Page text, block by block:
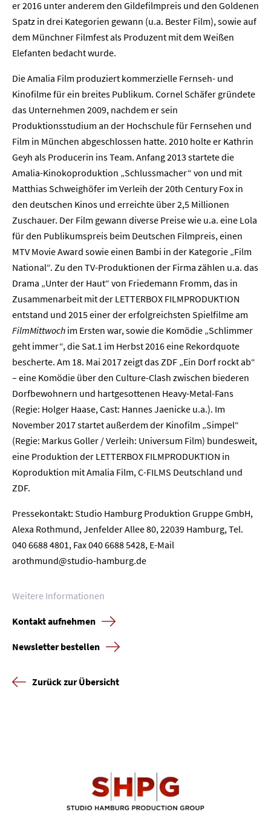
er 2016 unter anderem den Gildefilmpreis und den Goldenen
Spatz in drei Kategorien gewann (u.a. Bester Film), sowie auf
dem Münchner Filmfest als Produzent mit dem Weißen
Elefanten bedacht wurde.
Die Amalia Film produziert kommerzielle Fernseh- und
Kinofilme für ein breites Publikum. Cornel Schäfer gründete
das Unternehmen 2009, nachdem er sein
Produktionsstudium an der Hochschule für Fernsehen und
Film in München abgeschlossen hatte. 2010 holte er Kathrin
Geyh als Producerin ins Team. Anfang 2013 startete die
Amalia-Kinokoproduktion „Schlussmacher“ von und mit
Matthias Schweighöfer im Verleih der 20th Century Fox in
den deutschen Kinos und erreichte über 2,5 Millionen
Zuschauer. Der Film gewann diverse Preise wie u.a. eine Lola
für den Publikumspreis beim Deutschen Filmpreis, einen
MTV Movie Award sowie einen Bambi in der Kategorie „Film
National“. Zu den TV-Produktionen der Firma zählen u.a. das
Drama „Unter der Haut“ von Friedemann Fromm, das in
Zusammenarbeit mit der LETTERBOX FILMPRODUKTION
entstand und 2015 einer der erfolgreichsten Spielfilme am
FilmMittwoch im Ersten war, sowie die Komödie „Schlimmer
geht immer“, die Sat.1 im Herbst 2016 eine Rekordquote
bescherte. Am 18. Mai 2017 zeigt das ZDF „Ein Dorf rockt ab“
– eine Komödie über den Culture-Clash zwischen biederen
Dorfbewohnern und hartgesottenen Heavy-Metal-Fans
(Regie: Holger Haase, Cast: Hannes Jaenicke u.a.). Im
November 2017 startet außerdem der Kinofilm „Simpel“
(Regie: Markus Goller / Verleih: Universum Film) bundesweit,
eine Produktion der LETTERBOX FILMPRODUKTION in
Koproduktion mit Amalia Film, C-FILMS Deutschland und
ZDF.
Pressekontakt: Studio Hamburg Produktion Gruppe GmbH,
Alexa Rothmund, Jenfelder Allee 80, 22039 Hamburg, Tel.
040 6688 4801, Fax 040 6688 5428, E-Mail
arothmund@studio-hamburg.de
Weitere Informationen
Kontakt aufnehmen
Newsletter bestellen
Zurück zur Übersicht
Presse
Karriere
Kontakt
Newsletter Datenschutz Impressum